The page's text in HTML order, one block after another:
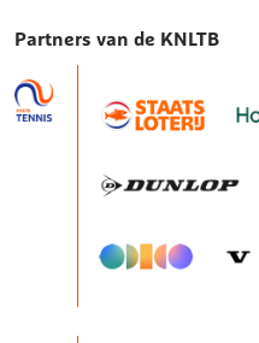
Partners van de KNLTB